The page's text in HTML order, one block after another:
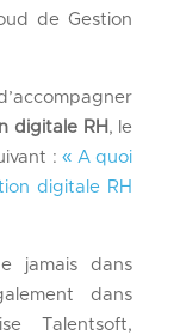
de Gestion
digitale RH, le
:« A quoi
digitale RH
jamais dans
dans
Talentsoft,